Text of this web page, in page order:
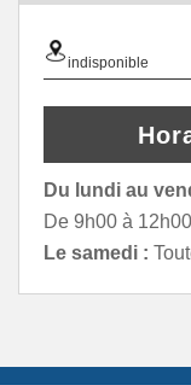
indisponible
Du lundi au
De 9h00 à
Le samedi :